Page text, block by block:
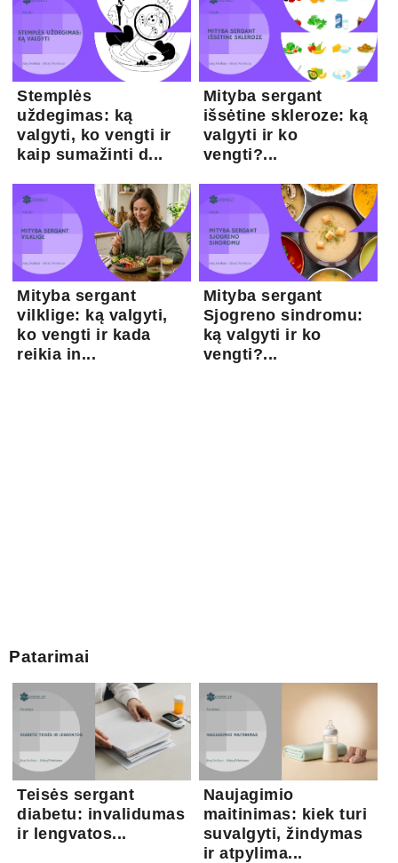
Stemplės
uždegimas: ką
valgyti, ko vengti ir
kaip sumažinti d...
Mityba sergant
išsėtine skleroze: ką
valgyti ir ko
vengti?...
Mityba sergant
vilklige: ką valgyti,
ko vengti ir kada
reikia in...
Mityba sergant
Sjogreno sindromu:
ką valgyti ir ko
vengti?...
Patarimai
Teisės sergant
diabetu: invalidumas
ir lengvatos...
Naujagimio
maitinimas: kiek turi
suvalgyti, žindymas
ir atpylima...